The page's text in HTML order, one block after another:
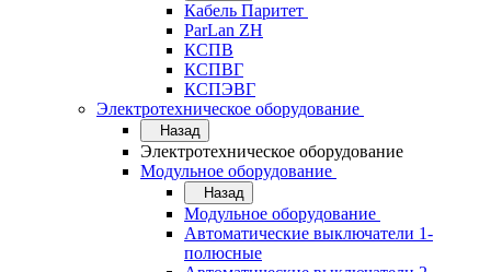
Кабель Паритет
ParLan ZH
КСПВ
КСПВГ
КСПЭВГ
Электротехническое оборудование
Назад
Электротехническое оборудование
Модульное оборудование
Назад
Модульное оборудование
Автоматические выключатели 1-
полюсные